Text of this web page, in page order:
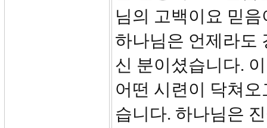
님의 고백이요 믿
하나님은 언제라도
신 분이셨습니다.
어떤 시련이 닥쳐
습니다. 하나님은